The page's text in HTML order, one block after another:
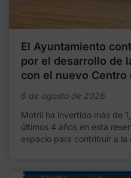
El Ayuntamiento
por el desarrollo de
con el nuevo Centro
6 de agosto de 2026
Motril ha invertido más de
últimos 4 años en esta
espacio para contribuir a